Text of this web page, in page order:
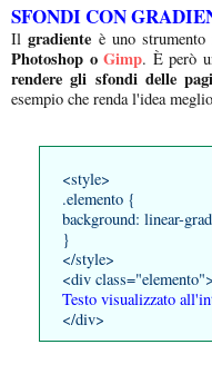
SFONDI CON
Ilgradiente è uno
Photoshop o Gimp. È però
rendere gli sfondi delle
esempio che renda l'idea
<style>
.elemento {
background: linear-
}
</style>
<div class="elemento">
Testo visualizzato
</div>